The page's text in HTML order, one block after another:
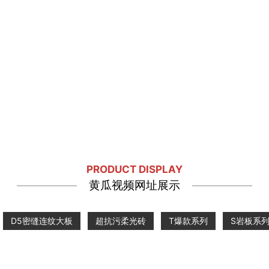
PRODUCT DISPLAY
黄瓜视频网址展示
D5密缝连纹大板 超抗污柔光砖 T爆款系列 S岩板系列